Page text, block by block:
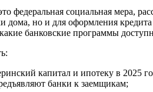
федеральная социальная мера,
дома, но и для оформления
банковские программы
капитал и ипотеку в 2025
банки к заемщикам;